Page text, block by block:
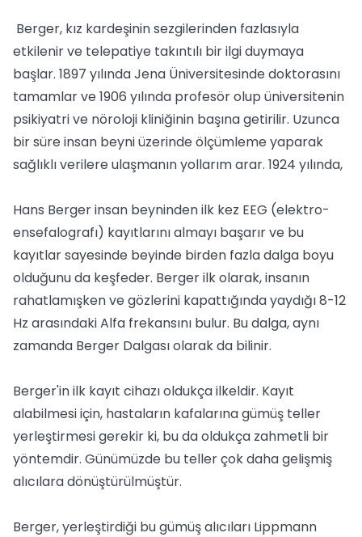
Berger, kız kardeşinin sezgilerinden fazlasıyla
etkilenir ve telepatiye takıntılı bir ilgi duymaya
başlar. 1897 yılında Jena Üniversitesinde doktorasını
tamamlar ve 1906 yılında profesör olup üniversitenin
psikiyatri ve nöroloji kliniğinin başına getirilir. Uzunca
bir süre insan beyni üzerinde ölçümleme yaparak
sağlıklı verilere ulaşmanın yollarım arar. 1924 yılında,
Hans Berger insan beyninden ilk kez EEG (elektro-
ensefalografı) kayıtlarını almayı başarır ve bu
kayıtlar sayesinde beyinde birden fazla dalga boyu
olduğunu da keşfeder. Berger ilk olarak, insanın
rahatlamışken ve gözlerini kapattığında yaydığı 8-12
Hz arasındaki Alfa frekansını bulur. Bu dalga, aynı
zamanda Berger Dalgası olarak da bilinir.
Berger'in ilk kayıt cihazı oldukça ilkeldir. Kayıt
alabilmesi için, hastaların kafalarına gümüş teller
yerleştirmesi gerekir ki, bu da oldukça zahmetli bir
yöntemdir. Günümüzde bu teller çok daha gelişmiş
alıcılara dönüştürülmüştür.
Berger, yerleştirdiği bu gümüş alıcıları Lippmann